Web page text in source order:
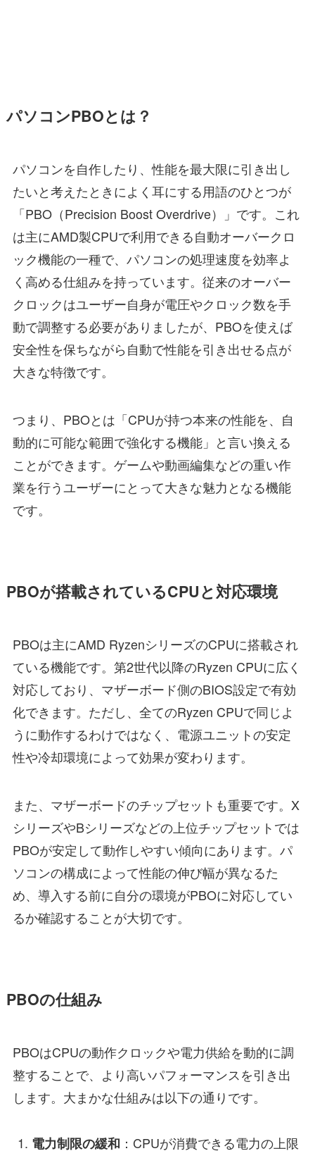
パソコンPBOとは？
パソコンを自作したり、性能を最大限に引き出し
たいと考えたときによく耳にする用語のひとつが
「PBO（Precision Boost Overdrive）」です。これ
は主にAMD製CPUで利用できる自動オーバークロ
ック機能の一種で、パソコンの処理速度を効率よ
く高める仕組みを持っています。従来のオーバー
クロックはユーザー自身が電圧やクロック数を手
動で調整する必要がありましたが、PBOを使えば
安全性を保ちながら自動で性能を引き出せる点が
大きな特徴です。
つまり、PBOとは「CPUが持つ本来の性能を、自
動的に可能な範囲で強化する機能」と言い換える
ことができます。ゲームや動画編集などの重い作
業を行うユーザーにとって大きな魅力となる機能
です。
PBOが搭載されているCPUと対応環境
PBOは主にAMD RyzenシリーズのCPUに搭載され
ている機能です。第2世代以降のRyzen CPUに広く
対応しており、マザーボード側のBIOS設定で有効
化できます。ただし、全てのRyzen CPUで同じよ
うに動作するわけではなく、電源ユニットの安定
性や冷却環境によって効果が変わります。
また、マザーボードのチップセットも重要です。X
シリーズやBシリーズなどの上位チップセットでは
PBOが安定して動作しやすい傾向にあります。パ
ソコンの構成によって性能の伸び幅が異なるた
め、導入する前に自分の環境がPBOに対応してい
るか確認することが大切です。
PBOの仕組み
PBOはCPUの動作クロックや電力供給を動的に調
整することで、より高いパフォーマンスを引き出
します。大まかな仕組みは以下の通りです。
電力制限の緩和 ：CPUが消費できる電力の上限